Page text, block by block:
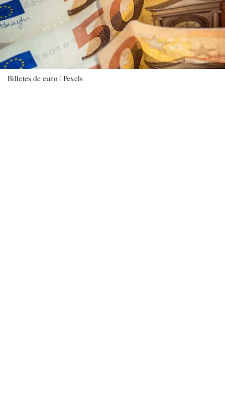
Billetes de euro / Pexels